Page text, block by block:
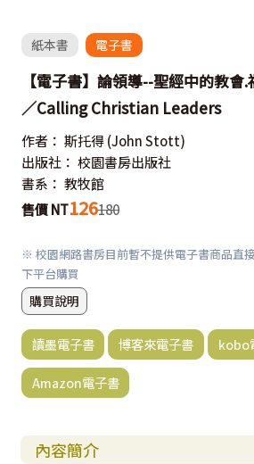
紙本書 電子書
【電子書】論領導--聖經中的教會
／Calling Christian Leaders
作者： 斯托得 (John Stott)
出版社： 校園書房出版社
書系： 教牧館
售價 NT126180
※ 校園網路書房目前暫不提供電子書商品直
下平台購買
購買說明
讀墨電子書 博客來電子書 kobo
Amazon電子書
內容簡介